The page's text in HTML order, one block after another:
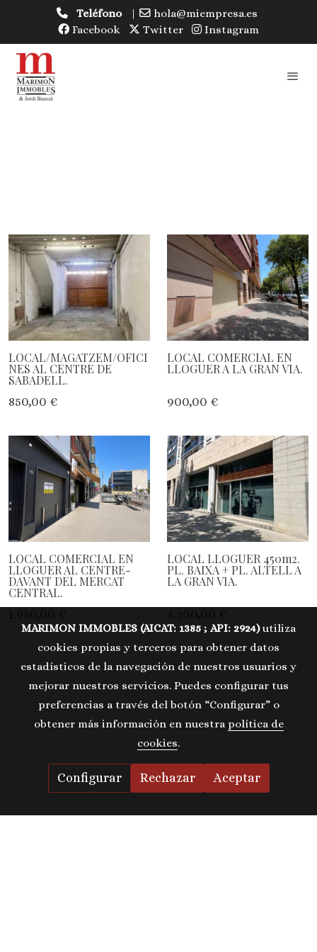
Teléfono|
hola@miempresa.es
Facebook
Twitter Instagram
LOCAL/MAGATZEM/OFICI
NES AL CENTRE DE
SABADELL.
850,00 €
LOCAL COMERCIAL EN
LLOGUER A LA GRAN VIA.
900,00 €
LOCAL COMERCIAL EN
LLOGUER AL CENTRE-
DAVANT DEL MERCAT
CENTRAL.
LOCAL LLOGUER 450m2.
PL. BAIXA + PL. ALTELL A
LA GRAN VIA.
MARIMON IMMOBLES (AICAT: 1385 ; API: 2924)utiliza
cookies propias y terceros para obtener datos
estadísticos de la navegación de nuestros usuarios y
mejorar nuestros servicios. Puedes configurar tus
preferencias a través del botón “Configurar” o
obtener más información en nuestra política de
cookies.
Configurar Rechazar Aceptar